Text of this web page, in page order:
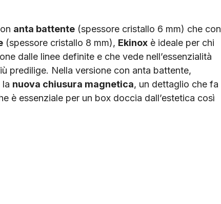
anta battente (spessore cristallo 6 mm) che con
(spessore cristallo 8 mm), Ekinox è ideale per chi
dalle linee definite e che vede nell’essenzialità
predilige. Nella versione con anta battente,
la nuova chiusura magnetica, un dettaglio che fa
è essenziale per un box doccia dall’estetica così